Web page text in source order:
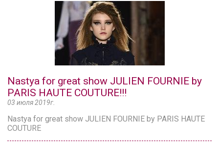
Nastya for great show JULIEN FOURNIE by
PARIS HAUTE COUTURE!!!
03 июля 2019г.
Nastya for great show JULIEN FOURNIE by PARIS HAUTE
COUTURE